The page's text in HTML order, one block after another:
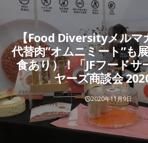
【Food Diversityメルマ
代替肉”オムニミート”も
食あり）！「JFフードサ
ヤーズ商談会
2020年11月9日